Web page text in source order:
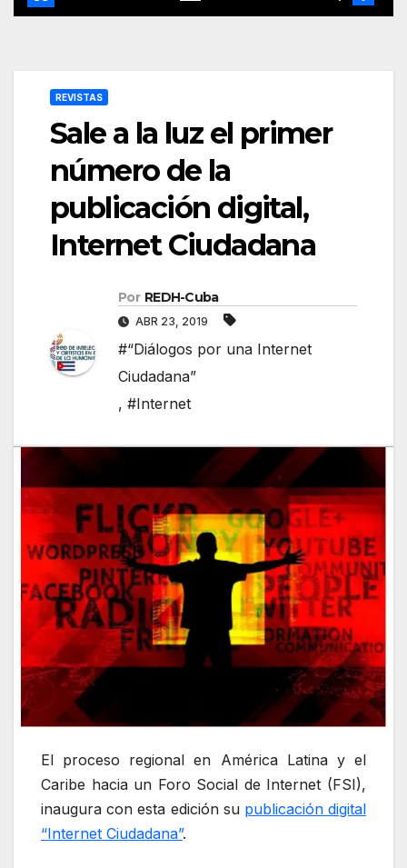
REVISTAS
Sale a la luz el primer
número de la
publicación digital,
Internet Ciudadana
Por REDH-Cuba
ABR 23, 2019
#“Diálogos por una Internet
Ciudadana”
, #Internet
El proceso regional en América Latina y el
Caribe hacia un Foro Social de Internet (FSI),
inaugura con esta edición su publicación digital
“Internet Ciudadana”.